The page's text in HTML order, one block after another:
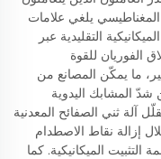
المغناطيسي يلغي علامات
التقليدية عبر
الفوريان للقوة
ما يمكّن المصانع من
المشابك اليدوية
آلة ثني الصفائح المعدنية
إزالة نقاط الاصطدام
الميكانيكية. كما